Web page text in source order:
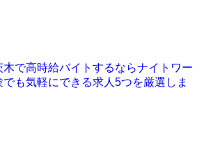
木で高時給バイトするならナイトワー
でも気軽にできる求人5つを厳選しま